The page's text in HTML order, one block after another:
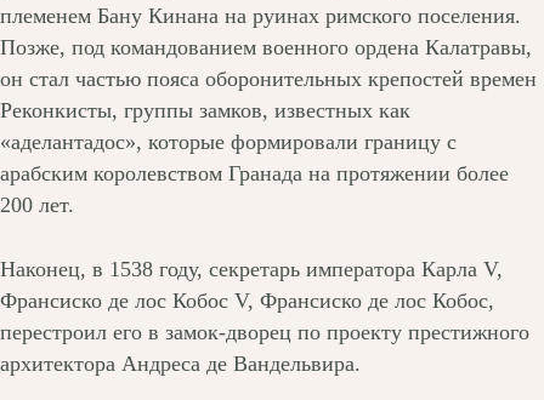
племенем Бану Кинана на руинах римского поселения.
Позже, под командованием военного ордена Калатравы,
он стал частью пояса оборонительных крепостей времен
Реконкисты, группы замков, известных как
«аделантадос», которые формировали границу с
арабским королевством Гранада на протяжении более
200 лет.
Наконец, в 1538 году, секретарь императора Карла V,
Франсиско де лос Кобос V, Франсиско де лос Кобос,
перестроил его в замок-дворец по проекту престижного
архитектора Андреса де Вандельвира.